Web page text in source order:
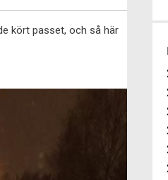
kört passet, och så här